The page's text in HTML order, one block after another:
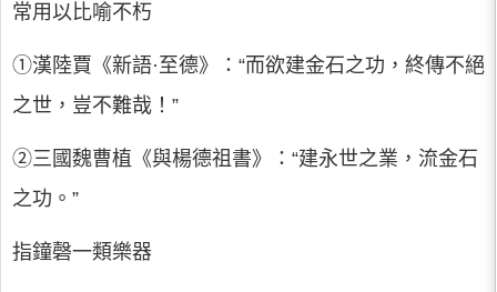
常用以比喻不朽
①漢陸賈《新語·至德》：“而欲建金石之功，終傳不絕
之世，豈不難哉！”
②三國魏曹植《與楊德祖書》：“建永世之業，流金石
之功。”
指鐘磬一類樂器